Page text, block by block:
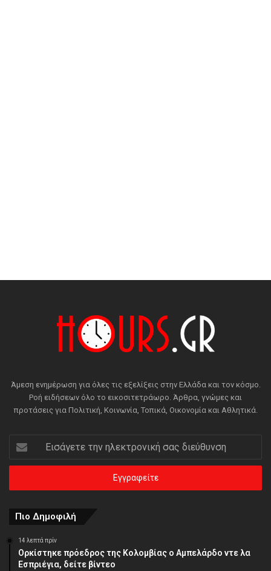
Άμεση ενημέρωση για όλες τις εξελίξεις στην Ελλάδα και τον κόσμο.
Ροή ειδήσεων όλο το εικοσιτετράωρο. Άρθρα, γνώμες και
προτάσεις για Πολιτική, Κοινωνία, Τοπικά, Οικονομία και Αθλητικά.
Εισάγετε
την
ηλεκτρονική
διεύθυνση
Πιο Δημοφιλή
14 λεπτά πρίν
Ορκίστηκε πρόεδρος της Κολομβίας ο Αμπελάρδο ντε λα
Εσπριέγια, δείτε βίντεο